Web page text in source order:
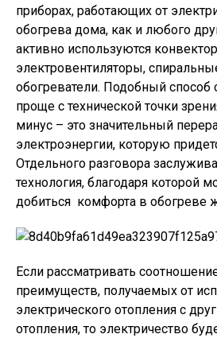
приборах, работающих от
обогрева дома, как и любого
активно используются
электровентиляторы,
обогреватели. Подобный способ
проще с технической точки
минус – это значительный
электроэнергии, которую
Отдельного разговора
технология, благодаря которой
добиться комфорта в обогреве
Если рассматривать
преимуществ, получаемых от
электрического отопления с
отопления, то электричество